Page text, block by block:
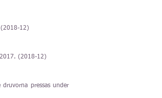
12)
(2018-12)
pressas under